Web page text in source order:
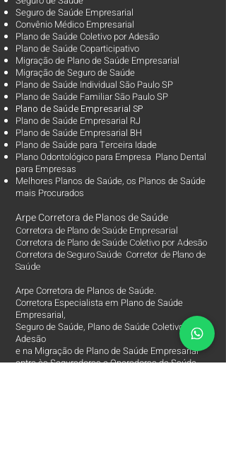
Seguro de Saúde Empresarial
Convênio Médico Empresarial
Plano de Saúde Coletivo por Adesão
Plano de Saúde Coparticipativo
Migração de Plano de Saúde Empresarial
Migração de Seguro de Saúde
Plano de Saúde Individual São Paulo SP
Plano de Saúde Familiar São Paulo SP
Plano de Saúde Empresarial SP
Plano de Saúde Empresarial RJ
Plano de Saúde Empresarial BH
Plano de Saúde para Terceira Idade
Plano Odontológico para Empresa Plano Dental
para Empresas
Melhores Planos de Saúde, os Planos de Saúde
mais Procurados​
Arpe Corretora de Planos de Saúde
Corretora de Plano de Saúde Empresarial
Corretora de Plano de Saúde Coletivo por Adesão
Corretora de Seguro Saúde Corretor de Plano de
Saúde
Arpe Corretora de Planos de Saúde.
Corretora Especialista em Plano de Saúde
Empresarial,
Seguro de Saúde, Plano de Saúde Coletivo por
Adesão
e na Migração de Plano de Saúde Empresarial
entre às Seguradoras e Operadoras de Saúde.